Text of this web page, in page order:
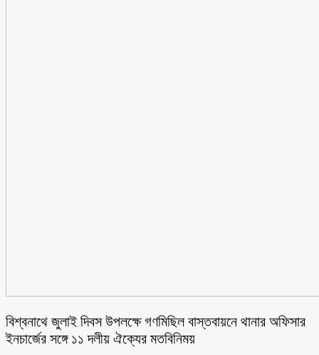
বিশ্বনাথে জুলাই দিবস উপলক্ষে গণমিছিল বাস্তবায়নে থানার অফিসার
ইনচার্জের সঙ্গে ১১ দলীয় ঐক্যের মতবিনিময়